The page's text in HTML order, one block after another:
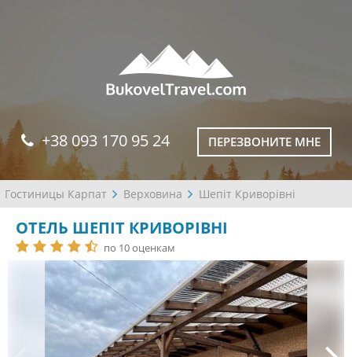
+38 093 170 95 24 ПЕРЕЗВОНИТЕ МНЕ
Гостиницы Карпат Верховина Шепіт Криворівні
ОТЕЛЬ ШЕПІТ КРИВОРІВНІ
по 10 оценкам